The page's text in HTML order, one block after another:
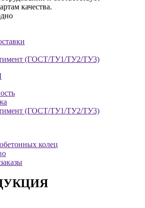
качества.
(ГОСТ/ТУ1/ТУ2/ТУ3)
(ГОСТ/ТУ1/ТУ2/ТУ3)
колец